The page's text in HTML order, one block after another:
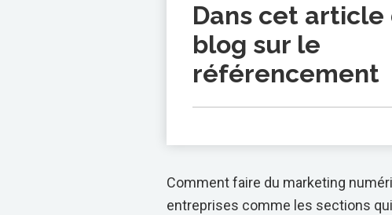
Dans cet article
blog sur le
référencement
Comment faire du marketing
entreprises comme les sections